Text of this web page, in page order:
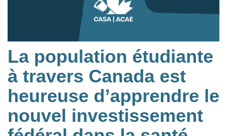
La population étudiante
à travers Canada est
heureuse d’apprendre le
nouvel investissement